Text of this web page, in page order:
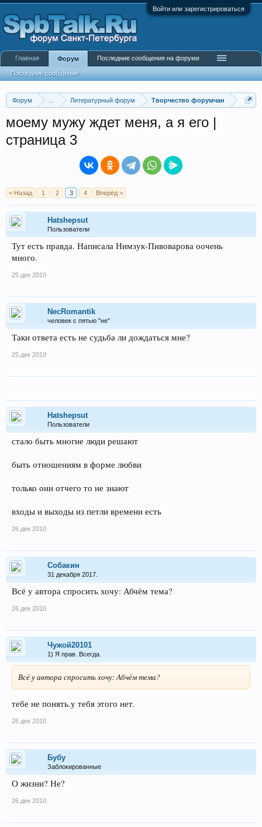
Войти или зарегистрироваться
Форум Литературный форум Творчество форумчан
моему мужу ждет меня, а я его |
страница 3
< Назад 1 2 3 4 Вперёд >
Hatshepsut
Пользователи
Тут есть правда. Написала Нимзук-Пивоварова оочень
много.
25 дек 2010
NecRomantik
человек с пятью "не"
Таки ответа есть не судьба ли дождаться мне?
25 дек 2010
Hatshepsut
Пользователи
стало быть многие люди решают
быть отношениям в форме любви
только они отчего то не знают
входы и выходы из петли времени есть
26 дек 2010
Собакин
31 декабря 2017.
Всё у автора спросить хочу: Абчём тема?
26 дек 2010
Чужой20101
1) Я прав. Всегда.
Всё у автора спросить хочу: Абчём тема?
тебе не понять.у тебя этого нет.
26 дек 2010
Бубу
Заблокированные
О жизни? Не?
26 дек 2010
Главная Форум
Последние сообщения
Последние сообщения на форуме